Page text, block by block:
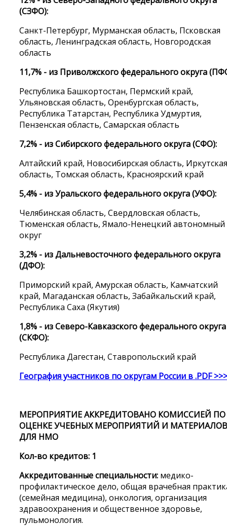
(СЗФО):
Санкт-Петербург, Мурманская область, Псковская
область, Ленинградская область, Новгородская
область
11,7% - из Приволжского федерального округа
Республика Башкортостан, Пермский край,
Ульяновская область, Оренбургская область,
Республика Татарстан, Республика Удмуртия,
Пензенская область, Самарская область
7,2% - из Сибирского федерального округа (СФО):
Алтайский край, Новосибирская область, Иркутская
область, Томская область, Красноярский край
5,4% - из Уральского федерального округа (УФО):
Челябинская область, Свердловская область,
Тюменская область, Ямало-Ненецкий автономный
округ
3,2% - из Дальневосточного федерального округа
(ДФО):
Приморский край, Амурская область, Камчатский
край, Магаданская область, Забайкальский край,
Республика Саха (Якутия)
1,8% - из Северо-Кавказского федерального округа
(СКФО):
Республика Дагестан, Ставропольский край
География участников по округам России в .PDF >>>
МЕРОПРИЯТИЕ АККРЕДИТОВАНО КОМИССИЕЙ ПО
ОЦЕНКЕ УЧЕБНЫХ МЕРОПРИЯТИЙ И МАТЕРИАЛОВ
ДЛЯ НМО
Кол-во кредитов: 1
Аккредитованные специальности: медико-
профилактическое дело, общая врачебная
(семейная медицина), онкология, организация
здравоохранения и общественное здоровье,
пульмонология.